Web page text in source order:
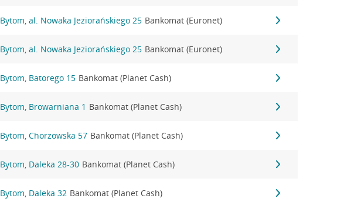
Bytom, al. Nowaka Jeziorańskiego 25 Bankomat (Euronet)
Bytom, al. Nowaka Jeziorańskiego 25 Bankomat (Euronet)
Bytom, Batorego 15 Bankomat (Planet Cash)
Bytom, Browarniana 1 Bankomat (Planet Cash)
Bytom, Chorzowska 57 Bankomat (Planet Cash)
Bytom, Daleka 28-30 Bankomat (Planet Cash)
Bytom, Daleka 32 Bankomat (Planet Cash)